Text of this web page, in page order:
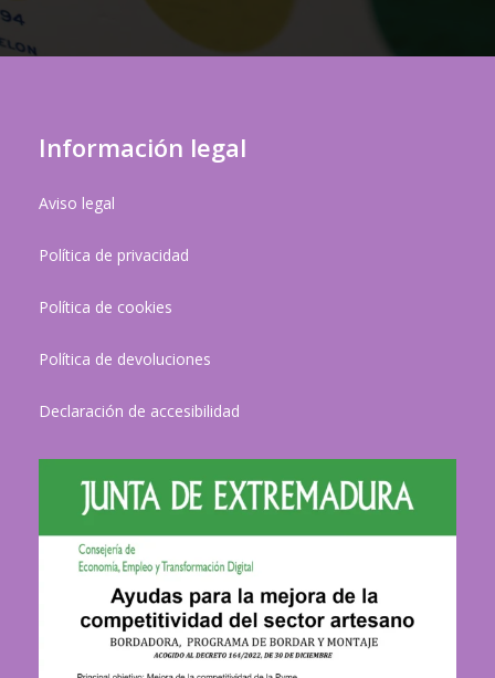
Información legal
Aviso legal
Política de privacidad
Política de cookies
Política de devoluciones
Declaración de accesibilidad